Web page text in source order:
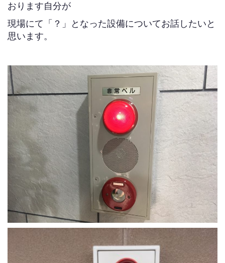
おります自分が
現場にて「？」となった設備についてお話したいと
思います。